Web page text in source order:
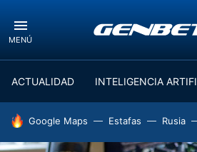
MENÚ
ACTUALIDAD INTELIGENCIA
HOY SE HABLA DE
Google Maps Estafas Rusia